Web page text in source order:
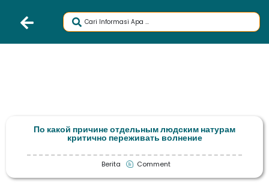
По какой причине отдельным людским натурам
критично переживать волнение
Berita Comment